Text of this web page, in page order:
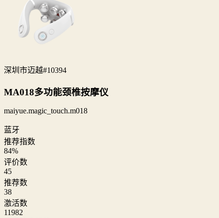
深圳市迈越#10394
MA018多功能颈椎按摩仪
maiyue.magic_touch.m018
蓝牙
推荐指数
84%
评价数
45
推荐数
38
激活数
11982